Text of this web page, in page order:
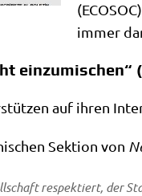
immer
einzumischen“
auf ihren
Sek­ti­on von
respek­tiert, der